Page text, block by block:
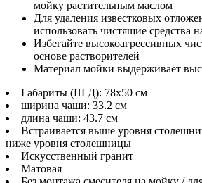
мойку растительным маслом
Для удаления известковых
использовать чистящие средства
Избегайте высокоагрессивных
основе растворителей
Материал мойки выдерживает
Габариты (Ш Д): 78x50 см
ширина чаши: 33.2 см
длина чаши: 43.7 см
Встраивается выше уровня
ниже уровня столешницы
Искусственный гранит
Матовая